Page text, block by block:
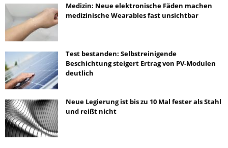
Medizin: Neue elektronische Fäden machen
medizinische Wearables fast unsichtbar
Test bestanden: Selbstreinigende
Beschichtung steigert Ertrag von PV-Modulen
deutlich
Neue Legierung ist bis zu 10 Mal fester als Stahl
und reißt nicht